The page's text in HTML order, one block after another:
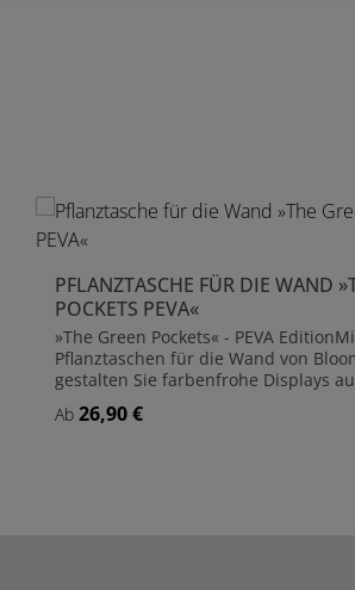
PFLANZTASCHE FÜR DIE WAND
POCKETS PEVA«
»The Green Pockets« - PEVA
Pflanztaschen für die Wand von
gestalten Sie farbenfrohe Displays
der Dach- oder Gartenterrasse oder
Wohnbereich.Die hochwertigen
Regulärer Preis:
Ab 26,90 €